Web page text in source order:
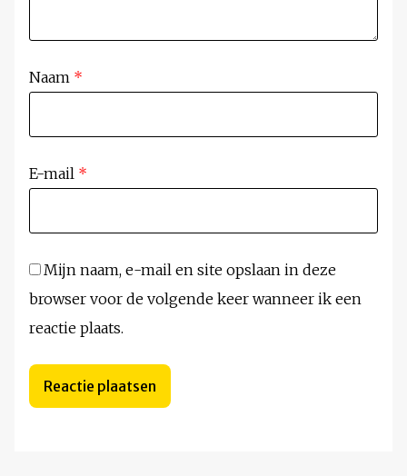
Naam *
E-mail *
Mijn naam, e-mail en site opslaan in deze
browser voor de volgende keer wanneer ik een
reactie plaats.